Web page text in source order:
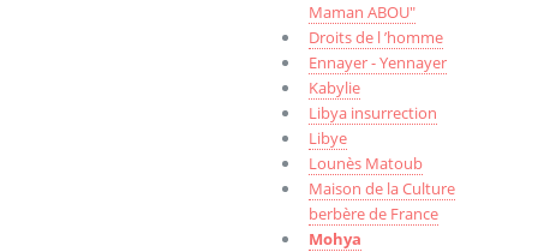
Maman ABOU"
Droits de l ’homme
Ennayer - Yennayer
Kabylie
Libya insurrection
Libye
Lounès Matoub
Maison de la Culture
berbère de France
Mohya